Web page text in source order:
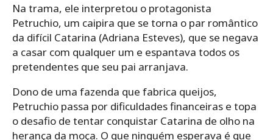
Na trama, ele interpretou o protagonista
Petruchio, um caipira que se torna o par romântico
da difícil Catarina (Adriana Esteves), que se negava
a casar com qualquer um e espantava todos os
pretendentes que seu pai arranjava.
Dono de uma fazenda que fabrica queijos,
Petruchio passa por dificuldades financeiras e topa
o desafio de tentar conquistar Catarina de olho na
herança da moça. O que ninguém esperava é que